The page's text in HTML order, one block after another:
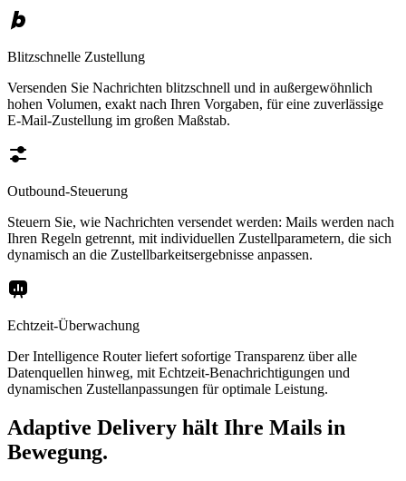
Blitzschnelle Zustellung
Versenden Sie Nachrichten blitzschnell und in außergewöhnlich
hohen Volumen, exakt nach Ihren Vorgaben, für eine zuverlässige
E-Mail-Zustellung im großen Maßstab.
Outbound-Steuerung
Steuern Sie, wie Nachrichten versendet werden: Mails werden nach
Ihren Regeln getrennt, mit individuellen Zustellparametern, die sich
dynamisch an die Zustellbarkeitsergebnisse anpassen.
Echtzeit-Überwachung
Der Intelligence Router liefert sofortige Transparenz über alle
Datenquellen hinweg, mit Echtzeit-Benachrichtigungen und
dynamischen Zustellanpassungen für optimale Leistung.
Adaptive Delivery hält Ihre Mails in
Bewegung.